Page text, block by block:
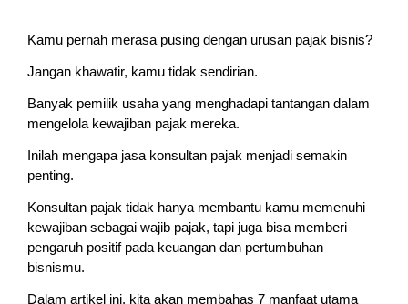
Kamu pernah merasa pusing dengan urusan pajak bisnis?
Jangan khawatir, kamu tidak sendirian.
Banyak pemilik usaha yang menghadapi tantangan dalam
mengelola kewajiban pajak mereka.
Inilah mengapa jasa konsultan pajak menjadi semakin
penting.
Konsultan pajak tidak hanya membantu kamu memenuhi
kewajiban sebagai wajib pajak, tapi juga bisa memberi
pengaruh positif pada keuangan dan pertumbuhan
bisnismu.
Dalam artikel ini, kita akan membahas 7 manfaat utama